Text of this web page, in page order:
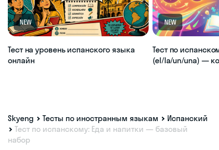
NEW
Тест на уровень испанского языка
онлайн
NEW
Тест по
(el/la/un/una) —
Skyeng Тесты по иностранным языкам
Испанский
Тест по испанскому: Еда и напитки — базовый
набор